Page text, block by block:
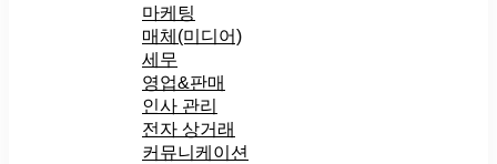
마케팅
매체(미디어)
세무
영업&판매
인사 관리
전자 상거래
커뮤니케이션